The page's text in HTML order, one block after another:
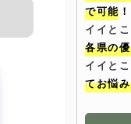
で可能！
イイと
各県の
イイと
てお悩